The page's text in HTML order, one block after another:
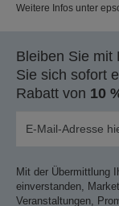
Weitere Infos unter
Bleiben Sie mit
Sie sich sofort
Rabatt von 10
Mit der Übermittlung
einverstanden,
Veranstaltungen,